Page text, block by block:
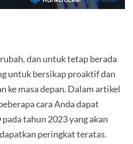
dan untuk tetap berada
untuk bersikap proaktif dan
ke masa depan. Dalam artikel
cara Anda dapat
tahun 2023 yang akan
peringkat teratas.